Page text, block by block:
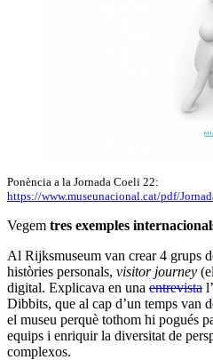
Ponència a la Jornada Coeli 22:
https://www.museunacional.cat/pdf/
Vegem tres exemples
Al Rijksmuseum van crear 4 grups
històries personals, visitor journey
digital. Explicava en una entrevista
Dibbits, que al cap d’un temps van
el museu perquè tothom hi pogués
equips i enriquir la diversitat de
complexos.